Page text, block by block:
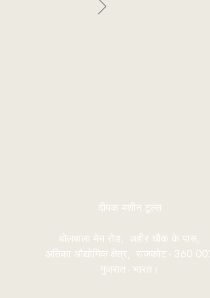
दीपक मशीन टूल्स
बोलबाला मेन रोड, अहीर चौक के पास,
अतिका औद्योगिक क्षेत्र, राजकोट - 360
गुजरात - भारत।